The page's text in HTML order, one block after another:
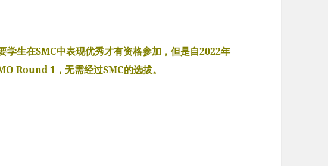
学生在SMC中表现优秀才有资格参加，但是自2022年
Round 1，无需经过SMC的选拔。